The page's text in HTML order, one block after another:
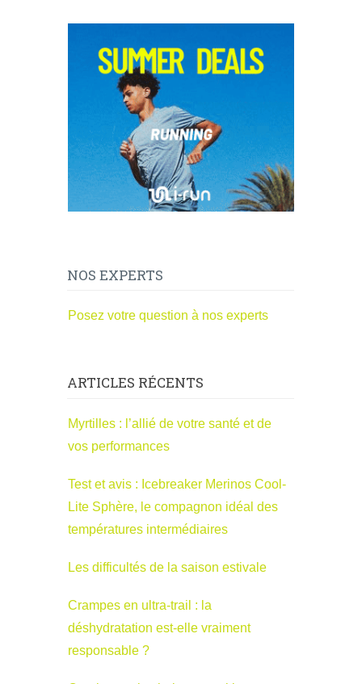
NOS EXPERTS
Posez votre question à nos experts
ARTICLES RÉCENTS
Myrtilles : l’allié de votre santé et de
vos performances
Test et avis : Icebreaker Merinos Cool-
Lite Sphère, le compagnon idéal des
températures intermédiaires
Les difficultés de la saison estivale
Crampes en ultra-trail : la
déshydratation est-elle vraiment
responsable ?